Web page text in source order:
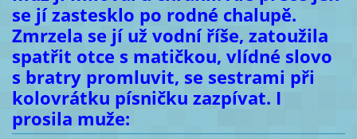
se jí zastesklo po rodné chalupě.
Zmrzela se jí už vodní říše, zatoužila
spatřit otce s matičkou, vlídné slovo
s bratry promluvit, se sestrami při
kolovrátku písničku zazpívat. I
prosila muže: